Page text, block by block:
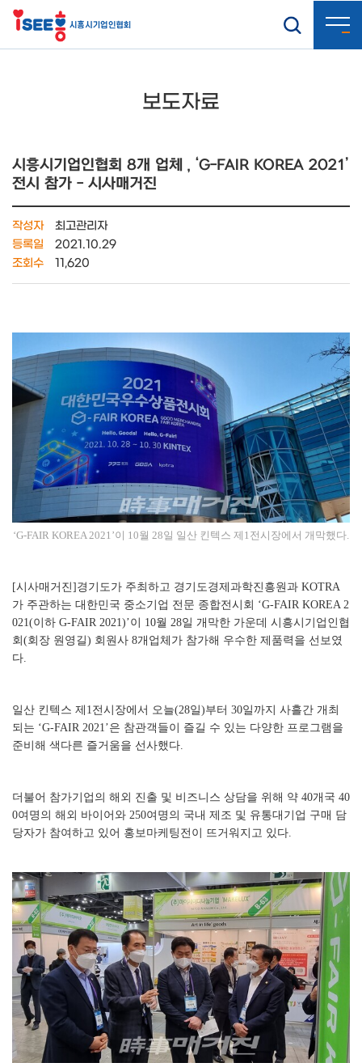
보도자료
시흥시기업인협회 8개 업체 , ‘G-FAIR KOREA 2021’
전시 참가 - 시사매거진
작성자
최고관리자
등록일
2021.10.29
조회수
11,620
​‘G-FAIR KOREA 2021’이 10월 28일 일산 킨텍스 제1전시장에서 개막했다.​
[시사매거진]경기도가 주최하고 경기도경제과학진흥원과 KOTRA
가 주관하는 대한민국 중소기업 전문 종합전시회 ‘G-FAIR KOREA 2
021(이하 G-FAIR 2021)’이 10월 28일 개막한 가운데 시흥시기업인협
회(회장 원영길) 회원사 8개업체가 참가해 우수한 제품력을 선보였
다.
일산 킨텍스 제1전시장에서 오늘(28일)부터 30일까지 사흘간 개최
되는 ‘G-FAIR 2021’은 참관객들이 즐길 수 있는 다양한 프로그램을
준비해 색다른 즐거움을 선사했다.
더불어 참가기업의 해외 진출 및 비즈니스 상담을 위해 약 40개국 40
0여명의 해외 바이어와 250여명의 국내 제조 및 유통대기업 구매 담
당자가 참여하고 있어 홍보마케팅전이 뜨거워지고 있다.